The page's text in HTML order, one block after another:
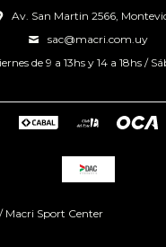
Av. San Martin 2566,
sac@macri.com.uy
de 9 a 13hs y 14 a 18hs /
Sport Center